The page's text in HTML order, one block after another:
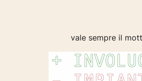
vale sempre il